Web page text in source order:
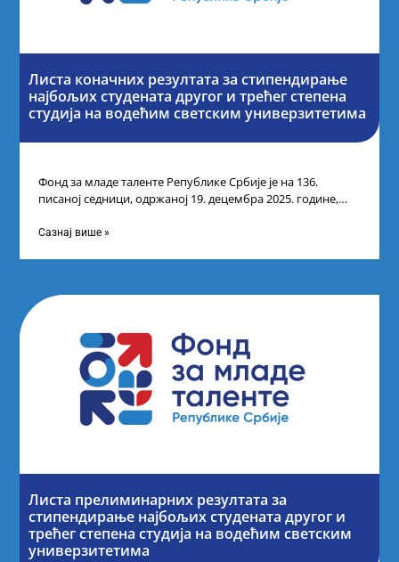
Листа коначних резултата за стипендирање
најбољих студената другог и трећег степена
студија на водећим светским универзитетима
Фонд за младе таленте Републике Србије је на 136.
писаној седници, одржаној 19. децембра 2025. године,
Сазнај више »
Листа прелиминарних резултата за
стипендирање најбољих студената другог и
трећег степена студија на водећим светским
универзитетима